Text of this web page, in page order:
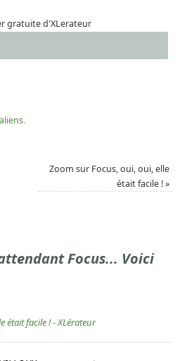
gratuite d'XLerateur
.
Zoom sur Focus, oui, oui, elle
était facile !»
Focus... Voici
était facile ! - XLérateur